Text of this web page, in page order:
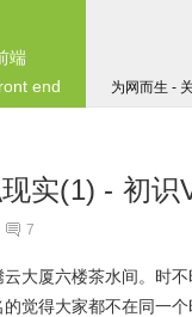
为网而生 -
端
end
实(1) - 初识
7
大厦六楼茶水间。时
觉得大家都不在同一个